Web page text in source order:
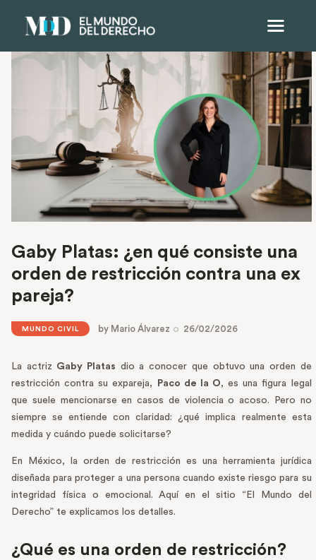
Gaby Platas: ¿en qué consiste una
orden de restricción contra una ex
pareja?
MUNDO CIVIL by Mario Álvarez 26/02/2026
La actriz Gaby Platas dio a conocer que obtuvo una orden de
restricción contra su expareja,
Paco de la O, es una figura legal
que suele mencionarse en casos de violencia o acoso. Pero no
siempre se entiende con claridad: ¿qué implica realmente esta
medida y cuándo puede solicitarse?
En México, la orden de restricción es una herramienta jurídica
diseñada para proteger a una persona cuando existe riesgo para su
integridad física o emocional. Aquí en el sitio “El Mundo del
Derecho” te explicamos los detalles.
¿Qué es una orden de restricción?